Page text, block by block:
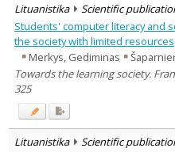
Lituanistika Scientific
Students' computer literacy and
the society with limited resources
Merkys, Gediminas
Towards the learning society.
325
Lituanistika Scientific